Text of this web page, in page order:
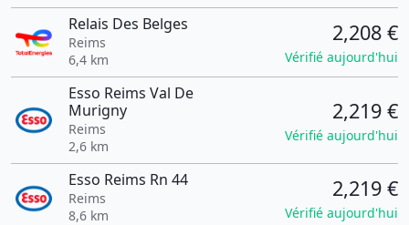
Relais Des Belges
Reims
6,4 km
2,208 €
Vérifié aujourd'hui
Esso Reims Val De
Murigny
Reims
2,6 km
2,219 €
Vérifié aujourd'hui
Esso Reims Rn 44
Reims
8,6 km
2,219 €
Vérifié aujourd'hui